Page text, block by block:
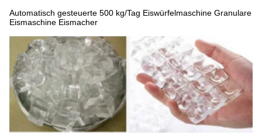
Automatisch gesteuerte 500 kg/Tag Eiswürfelmaschine Granulare
Eismaschine Eismacher